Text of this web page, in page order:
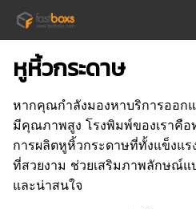
Skip
for:
หูหิ้วกระดาษ
หากคุณกำลังมองหาบริการออก
มีคุณภาพสูง โรงพิมพ์ของเราคือ
การผลิตหูหิ้วกระดาษที่ทั้งแข็งแ
ที่สวยงาม ช่วยเสริมภาพลักษณ์
และน่าสนใจ